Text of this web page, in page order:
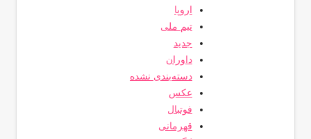
اروپا
تیم ملی
جدید
داوران
دسته‌بندی نشده
عکس
فوتبال
قهرمانی